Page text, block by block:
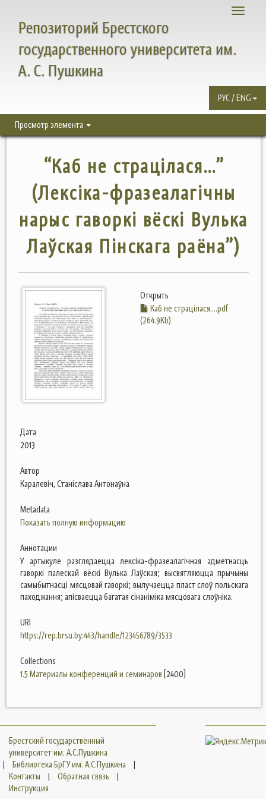
Toggle
Репозиторий Брестского
государственного университета им.
А. С. Пушкина
РУС / ENG
Просмотр элемента
“Каб не страцілася…”
(Лексіка-фразеалагічны
нарыс гаворкі вёскі Вулька
Лаўская Пінскага раёна”)
Открыть
Каб не страцілася....pdf
(264.9Kb)
Дата
2013
Автор
Каралевіч, Станіслава Антонаўна
Metadata
Показать полную информацию
Аннотации
У артыкуле разглядаецца лексіка-фразеалагічная адметнасць
гаворкі палескай вёскі Вулька Лаўская; высвятляюцца прычыны
самыбытнасці мясцовай гаворкі; вылучаецца пласт слоў польскага
паходжання; апісваецца багатая сінаніміка мясцовага слоўніка.
URI
https://rep.brsu.by:443/handle/123456789/3533
Collections
1.5 Материалы конференций и семинаров [2400]
Брестский государственный
университет им. А.С.Пушкина
|
Библиотека БрГУ им. А.С.Пушкина
|
Контакты
| Обратная связь
|
Инструкция